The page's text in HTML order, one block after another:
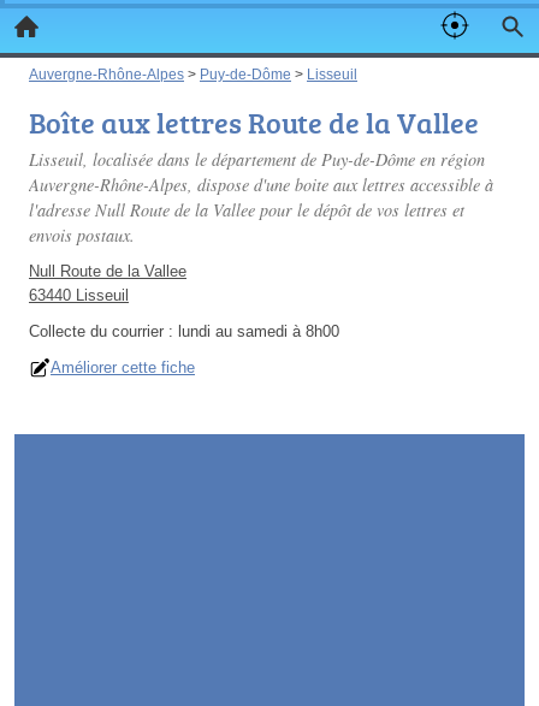
Auvergne-Rhône-Alpes > Puy-de-Dôme > Lisseuil
Boîte aux lettres Route de la Vallee
Lisseuil, localisée dans le département de Puy-de-Dôme en région
Auvergne-Rhône-Alpes, dispose d'une boite aux lettres accessible à
l'adresse Null Route de la Vallee pour le dépôt de vos lettres et
envois postaux.
Null Route de la Vallee
63440 Lisseuil
Collecte du courrier : lundi au samedi à 8h00
Améliorer cette fiche